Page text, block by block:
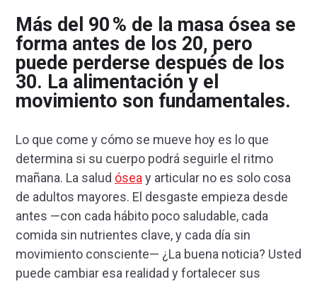
Más del 90 % de la masa ósea se
forma antes de los 20, pero
puede perderse después de los
30. La alimentación y el
movimiento son fundamentales.
Lo que come y cómo se mueve hoy es lo que
determina si su cuerpo podrá seguirle el ritmo
mañana. La salud óseay articular no es solo cosa
de adultos mayores. El desgaste empieza desde
antes —con cada hábito poco saludable, cada
comida sin nutrientes clave, y cada día sin
movimiento consciente— ¿La buena noticia? Usted
puede cambiar esa realidad y fortalecer sus